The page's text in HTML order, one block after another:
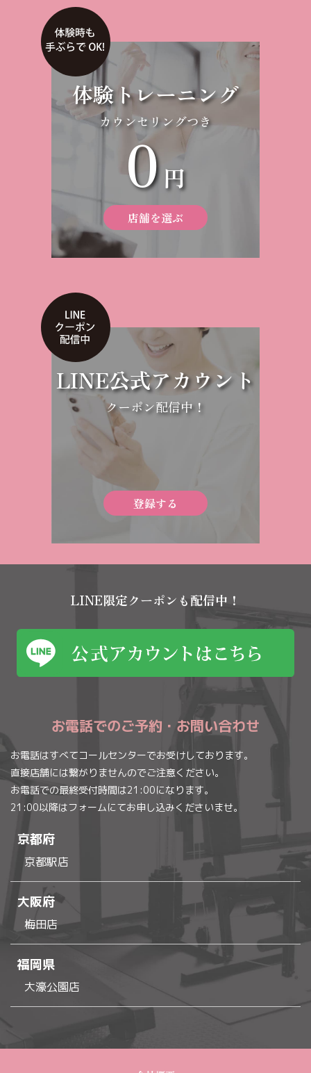
体験トレーニング
カウンセリングつき
0円
店舗を選ぶ
LINE公式アカウント
クーポン配信中！
登録する
LINE限定クーポンも配信中！
お電話でのご予約・お問い合わせ
お電話はすべてコールセンターでお受けしております。
直接店舗には繋がりませんのでご注意ください。
お電話での最終受付時間は21:00になります。
21:00以降はフォームにてお申し込みくださいませ。
京都府
京都駅店
大阪府
梅田店
福岡県
大濠公園店